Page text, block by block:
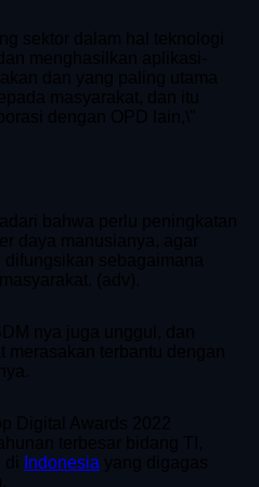
Indonesia